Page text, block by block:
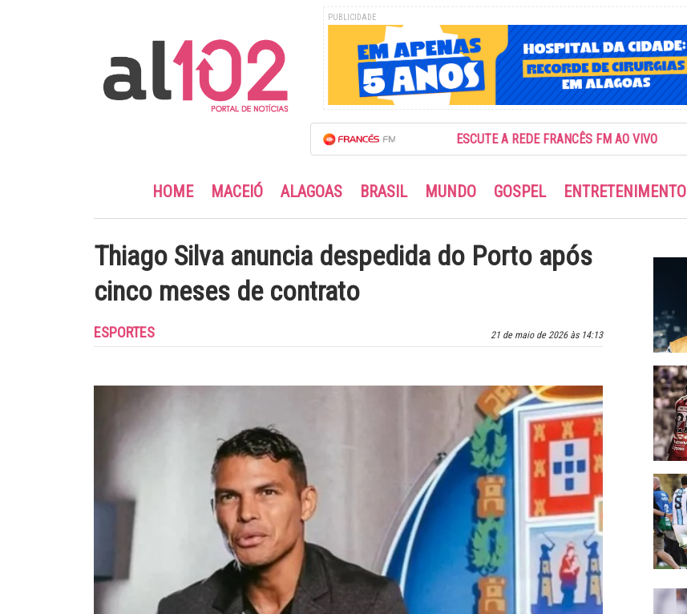
PUBLICIDADE
ESCUTE A REDE FRANCÊS FM AO VIVO
HOME MACEIÓ ALAGOAS BRASIL MUNDO GOSPEL ENTRETENIMENTO
Thiago Silva anuncia despedida do Porto após
cinco meses de contrato
21 de maio de 2026 às 14:13
ESPORTES